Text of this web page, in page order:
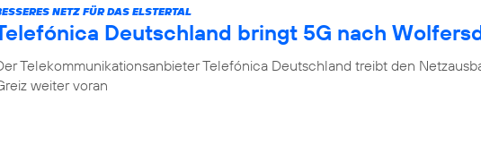
NETZ FÜR DAS ELSTERTAL
Deutschland bringt 5G nach
Telekommunikationsanbieter Telefónica Deutschland treibt den
weiter voran